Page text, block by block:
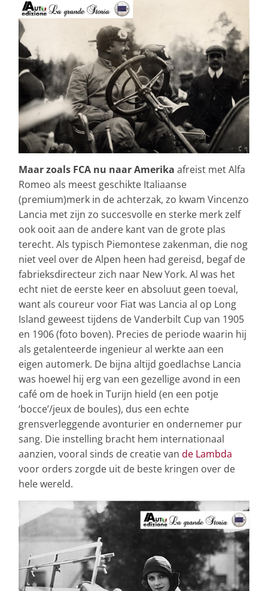
Maar zoals FCA nu naar Amerika afreist met Alfa
Romeo als meest geschikte Italiaanse
(premium)merk in de achterzak, zo kwam Vincenzo
Lancia met zijn zo succesvolle en sterke merk zelf
ook ooit aan de andere kant van de grote plas
terecht. Als typisch Piemontese zakenman, die nog
niet veel over de Alpen heen had gereisd, begaf de
fabrieksdirecteur zich naar New York. Al was het
echt niet de eerste keer en absoluut geen toeval,
want als coureur voor Fiat was Lancia al op Long
Island geweest tijdens de Vanderbilt Cup van 1905
en 1906 (foto boven). Precies de periode waarin hij
als getalenteerde ingenieur al werkte aan een
eigen automerk. De bijna altijd goedlachse Lancia
was hoewel hij erg van een gezellige avond in een
café om de hoek in Turijn hield (en een potje
‘bocce’/jeux de boules), dus een echte
grensverleggende avonturier en ondernemer pur
sang. Die instelling bracht hem internationaal
aanzien, vooral sinds de creatie van de Lambda
voor orders zorgde uit de beste kringen over de
hele wereld.